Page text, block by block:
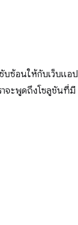
บซ้อนให้กับเว็บแอป
าจะพูดถึงโซลูชันที่มี